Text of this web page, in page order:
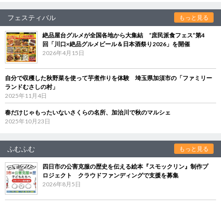
フェスティバル もっと見る
絶品屋台グルメが全国各地から大集結 “庶民派食フェス”第4
回「川口×絶品グルメビール＆日本酒祭り2026」を開催
2026年4月15日
自分で収穫した秋野菜を使って芋煮作りを体験 埼玉県加須市の「ファミリー
ランドむさしの村」
2025年11月4日
春だけじゃもったいないさくらの名所、加治川で秋のマルシェ
2025年10月23日
ふむふむ もっと見る
四日市の公害克服の歴史を伝える絵本『スモックリン』制作プ
ロジェクト クラウドファンディングで支援を募集
2026年8月5日